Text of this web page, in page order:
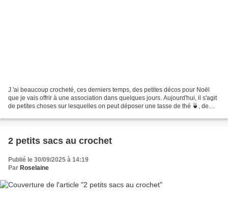
J 'ai beaucoup crocheté, ces derniers temps, des petites décos pour Noël
que je vais offrir à une association dans quelques jours. Aujourd'hui, il s'agit
de petites choses sur lesquelles on peut déposer une tasse de thé 🍵, de
2 petits sacs au crochet
Publié le 30/09/2025 à 14:19
Par Roselaine